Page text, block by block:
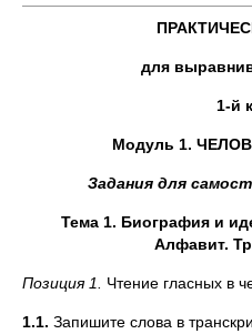
для
1-й
Модуль 1.
Задания для
Тема 1. Биография и
Алфавит.
Позиция 1. Чтение гласных в
1.1. Запишите слова в